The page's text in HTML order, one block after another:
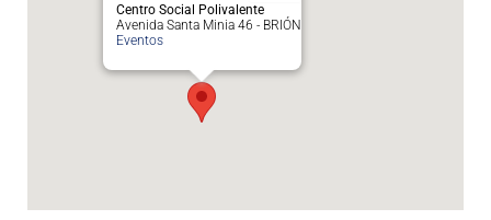
Centro Social Polivalente
Avenida Santa Minia 46 - BRIÓN
Eventos